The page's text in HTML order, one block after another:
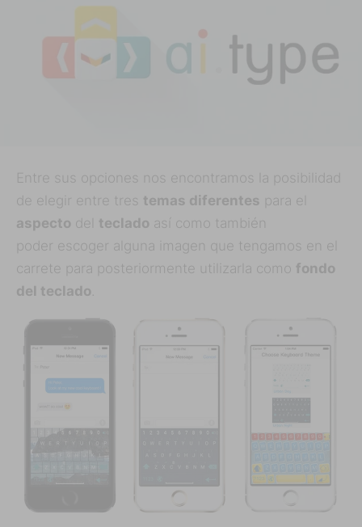
Entre sus opciones nos encontramos la posibilidad
de elegir entre tres temas diferentes para el
aspecto del teclado así como también
poder escoger alguna imagen que tengamos en el
carrete para posteriormente utilizarla como fondo
del teclado.